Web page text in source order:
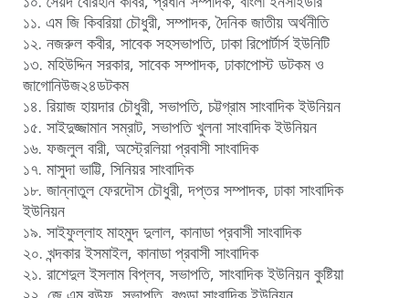
১১. এম জি কিবরিয়া চৌধুরী, সম্পাদক, দৈনিক জাতীয় অর্থনীতি
১২. নজরুল কবীর, সাবেক সহসভাপতি, ঢাকা রিপোর্টার্স ইউনিটি
১৩. মহিউদ্দিন সরকার, সাবেক সম্পাদক, ঢাকাপোস্ট ডটকম ও
জাগোনিউজ২৪ডটকম
১৪. রিয়াজ হায়দার চৌধুরী, সভাপতি, চট্টগ্রাম সাংবাদিক ইউনিয়ন
১৫. সাইদুজ্জামান সম্রাট, সভাপতি খুলনা সাংবাদিক ইউনিয়ন
১৬. ফজলুল বারী, অস্ট্রেলিয়া প্রবাসী সাংবাদিক
১৭. মাসুদা ভাট্টি, সিনিয়র সাংবাদিক
১৮. জান্নাতুল ফেরদৌস চৌধুরী, দপ্তর সম্পাদক, ঢাকা সাংবাদিক
ইউনিয়ন
১৯. সাইফুল্লাহ মাহমুদ দুলাল, কানাডা প্রবাসী সাংবাদিক
২০. খন্দকার ইসমাইল, কানাডা প্রবাসী সাংবাদিক
২১. রাশেদুল ইসলাম বিপ্লব, সভাপতি, সাংবাদিক ইউনিয়ন কুষ্টিয়া